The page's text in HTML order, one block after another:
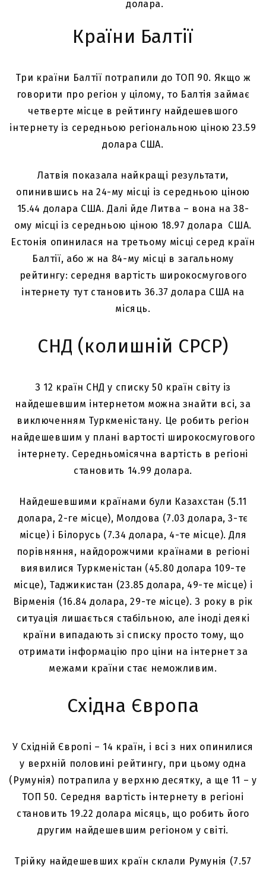
долара.
Країни Балтії
Три країни Балтії потрапили до ТОП 90. Якщо ж
говорити про регіон у цілому, то Балтія займає
четверте місце в рейтингу найдешевшого
інтернету із середньою регіональною ціною 23.59
долара США.
Латвія показала найкращі результати,
опинившись на 24-му місці із середньою ціною
15.44 долара США. Далі йде Литва – вона на 38-
ому місці із середньою ціною 18.97 долара США.
Естонія опинилася на третьому місці серед країн
Балтії, або ж на 84-му місці в загальному
рейтингу: середня вартість широкосмугового
інтернету тут становить 36.37 долара США на
місяць.
СНД (колишній СРСР)
З 12 країн СНД у списку 50 країн світу із
найдешевшим інтернетом можна знайти всі, за
виключенням Туркменістану. Це робить регіон
найдешевшим у плані вартості широкосмугового
інтернету. Середньомісячна вартість в регіоні
становить 14.99 долара.
Найдешевшими країнами були Казахстан (5.11
долара, 2-ге місце), Молдова (7.03 долара, 3-тє
місце) і Білорусь (7.34 долара, 4-те місце). Для
порівняння, найдорожчими країнами в регіоні
виявилися Туркменістан (45.80 долара 109-те
місце), Таджикистан (23.85 долара, 49-те місце) і
Вірменія (16.84 долара, 29-те місце). З року в рік
ситуація лишається стабільною, але іноді деякі
країни випадають зі списку просто тому, що
отримати інформацію про ціни на інтернет за
межами країни стає неможливим.
Східна Європа
У Східній Європі – 14 країн, і всі з них опинилися
у верхній половині рейтингу, при цьому одна
(Румунія) потрапила у верхню десятку, а ще 11 – у
ТОП 50. Середня вартість інтернету в регіоні
становить 19.22 долара місяць, що робить його
другим найдешевшим регіоном у світі.
Трійку найдешевших країн склали Румунія (7.57